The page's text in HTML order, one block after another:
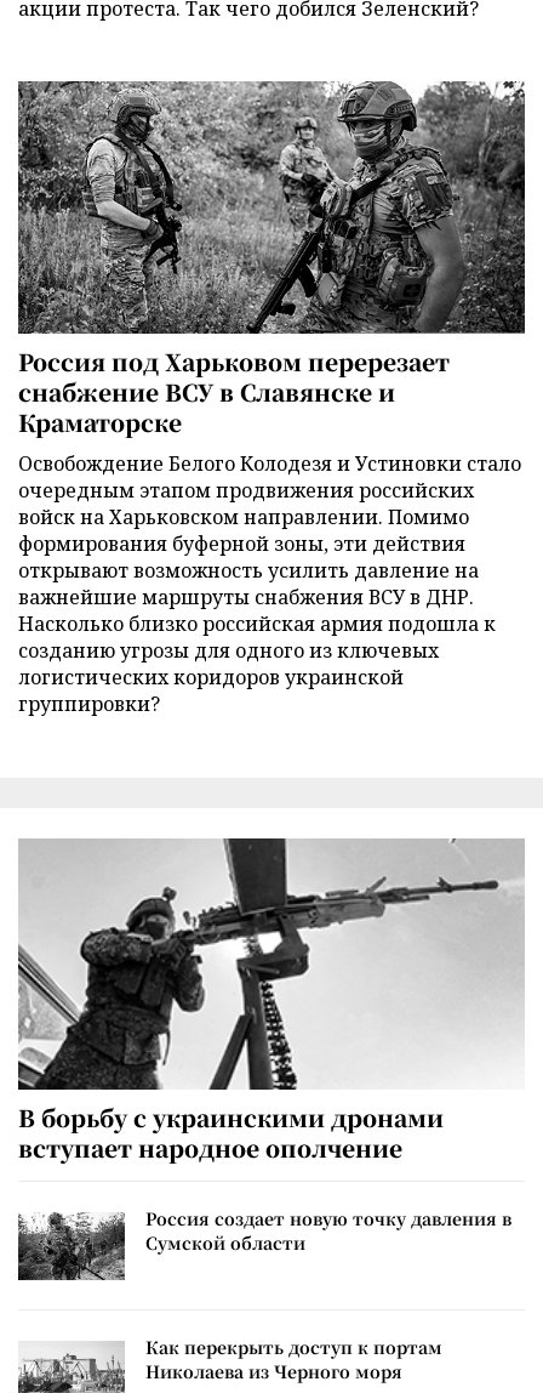
акции протеста. Так чего добился Зеленский?
Россия под Харьковом перерезает
снабжение ВСУ в Славянске и
Краматорске
Освобождение Белого Колодезя и Устиновки стало
очередным этапом продвижения российских
войск на Харьковском направлении. Помимо
формирования буферной зоны, эти действия
открывают возможность усилить давление на
важнейшие маршруты снабжения ВСУ в ДНР.
Насколько близко российская армия подошла к
созданию угрозы для одного из ключевых
логистических коридоров украинской
группировки?
В борьбу с украинскими дронами
вступает народное ополчение
Россия создает новую точку давления в
Сумской области
Как перекрыть доступ к портам
Николаева из Черного моря